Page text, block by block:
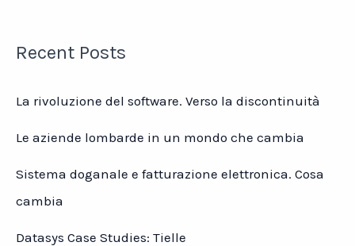
Recent Posts
La rivoluzione del software. Verso la discontinuità
Le aziende lombarde in un mondo che cambia
Sistema doganale e fatturazione elettronica. Cosa
cambia
Datasys Case Studies: Tielle